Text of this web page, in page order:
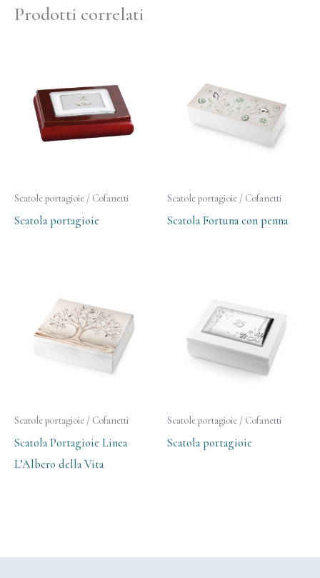
Prodotti correlati
Scatole portagioie / Cofanetti
Scatola portagioie
Scatole portagioie / Cofanetti
Scatola Fortuna con penna
Scatole portagioie / Cofanetti
Scatola Portagioie Linea
L’Albero della Vita
Scatole portagioie / Cofanetti
Scatola portagioie